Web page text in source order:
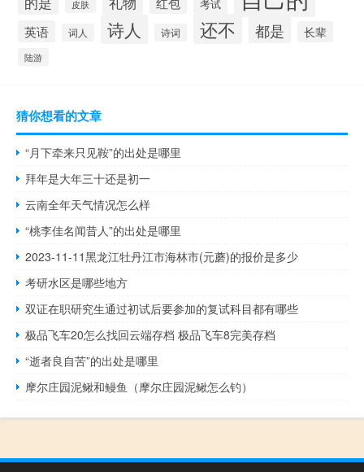
皮肤 考试
英语 词人 诗人 诗词 还不 都是 长辈
陆游
猜你想看的文章
“月下牵来只见鞍”的出处是哪里
拜年是大年三十还是初一
云南全年天气情况怎么样
“桃李佳名闻昔人”的出处是哪里
2023-11-11黑龙江牡丹江市海林市(元蘑)的报价是多少
考研水区是哪些地方
双证在职研究生通过初试后要参加的复试科目都有哪些
极品飞车20怎么找回云端存档 极品飞车8完美存档
“逝者良自苦”的出处是哪里
摩尔庄园泥鳅和鳗鱼（摩尔庄园泥鳅怎么钓）